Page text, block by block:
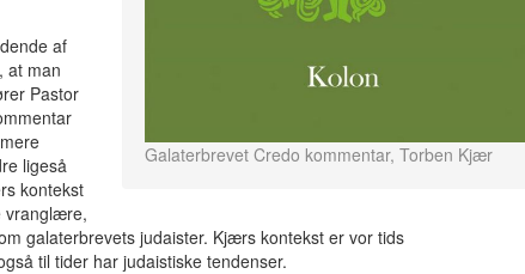
Galaterbrevet Credo kommentar, Torben Kjær
af
at man
Pastor
ligeså
kontekst
vranglære,
galaterbrevets judaister. Kjærs kontekst er vor tids
til tider har judaistiske tendenser.